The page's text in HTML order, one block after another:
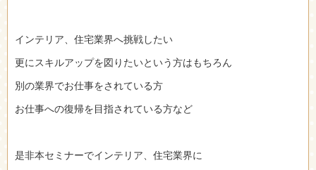
インテリア、住宅業界へ挑戦したい
更にスキルアップを図りたいという方はもちろん
別の業界でお仕事をされている方
お仕事への復帰を目指されている方など
是非本セミナーでインテリア、住宅業界に